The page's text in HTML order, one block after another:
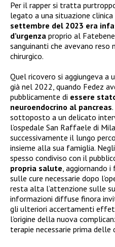
Per il rapper si tratta
legato a una situazione clinica
settembre del 2023 era
d’urgenza proprio al
sanguinanti che avevano reso
chirurgico.
Quel ricovero si aggiungeva a
già nel 2022, quando Fedez
pubblicamente di essere
neuroendocrino al pancreas
sottoposto a un delicato
l’ospedale San Raffaele di
successivamente il lungo
insieme alla sua famiglia.
spesso condiviso con il
propria salute, aggiornando
sulle cure necessarie dopo
resta alta l’attenzione sulle
informazioni diffuse finora
gli ulteriori accertamenti
l’origine della nuova
terapie necessarie prima delle